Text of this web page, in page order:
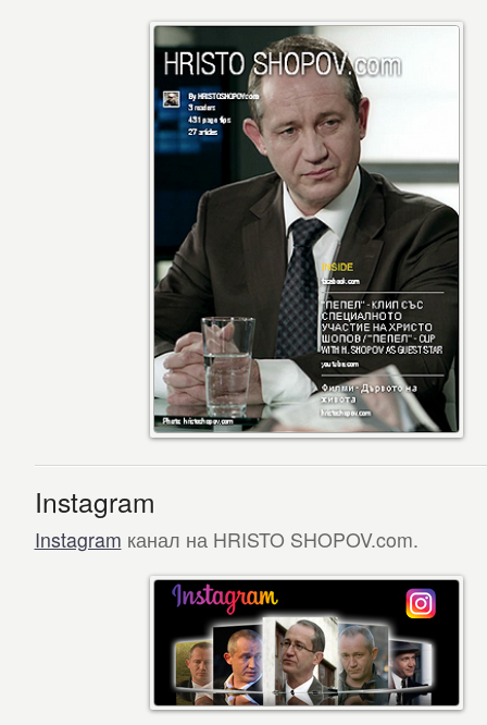
Instagram
Instagram канал на HRISTO SHOPOV.com.